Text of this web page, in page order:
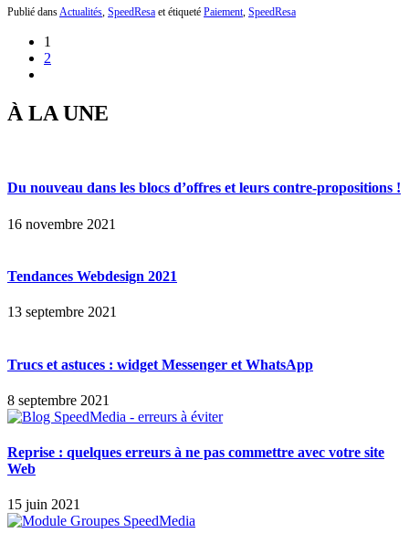
Publié dansActualités, SpeedResa et étiqueté Paiement, SpeedResa
1
2
À LA UNE
Du nouveau dans les blocs d’offres et leurs contre-propositions !
16 novembre 2021
Tendances Webdesign 2021
13 septembre 2021
Trucs et astuces : widget Messenger et WhatsApp
8 septembre 2021
Reprise : quelques erreurs à ne pas commettre avec votre site
Web
15 juin 2021